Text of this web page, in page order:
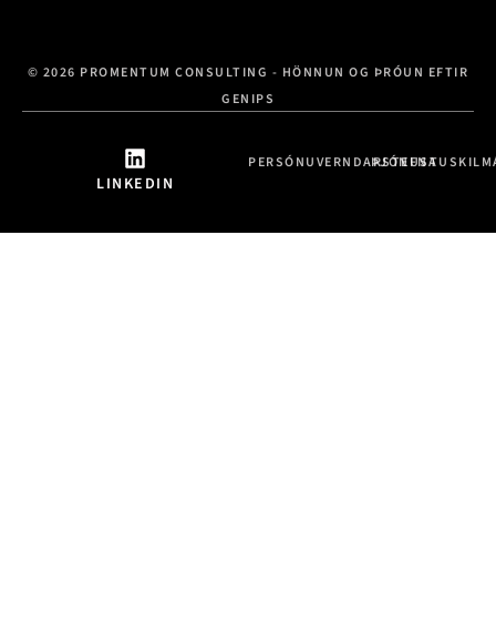
© 2026 PROMENTUM CONSULTING - HÖNNUN OG ÞRÓUN EFTIR
GENIPS
LINKEDIN
PERSÓNUVERNDARSTEFNA